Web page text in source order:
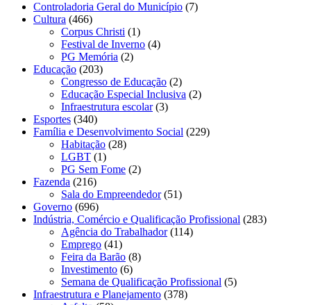
Controladoria Geral do Município (7)
Cultura (466)
Corpus Christi (1)
Festival de Inverno (4)
PG Memória (2)
Educação (203)
Congresso de Educação (2)
Educação Especial Inclusiva (2)
Infraestrutura escolar(3)
Esportes (340)
Família e Desenvolvimento Social (229)
Habitação (28)
LGBT (1)
PG Sem Fome (2)
Fazenda (216)
Sala do Empreendedor(51)
Governo (696)
Indústria, Comércio e Qualificação Profissional (283)
Agência do Trabalhador(114)
Emprego (41)
Feira da Barão (8)
Investimento (6)
Semana de Qualificação Profissional (5)
Infraestrutura e Planejamento (378)